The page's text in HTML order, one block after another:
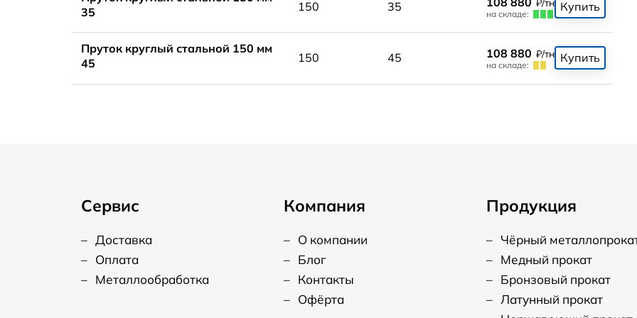
35
150 35 ₽/тн
на складе:
Купить
Пруток круглый стальной 150 мм
45
150 45 108 880 ₽/тн
на складе:
Купить
Сервис
– Доставка
– Оплата
– Металлообработка
Компания
– О компании
– Блог
– Контакты
– Офёрта
Продукция
– Чёрный
– Медный прокат
– Бронзовый прокат
– Латунный прокат